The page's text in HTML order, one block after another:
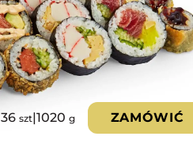
36 szt|1020 g ZAMÓWIĆ